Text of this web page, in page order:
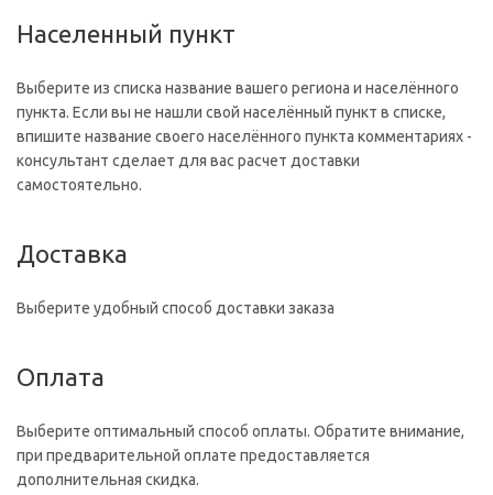
Населенный пункт
Выберите из списка название вашего региона и населённого
пункта. Если вы не нашли свой населённый пункт в списке,
впишите название своего населённого пункта комментариях -
консультант сделает для вас расчет доставки
самостоятельно.
Доставка
Выберите удобный способ доставки заказа
Оплата
Выберите оптимальный способ оплаты. Обратите внимание,
при предварительной оплате предоставляется
дополнительная скидка.